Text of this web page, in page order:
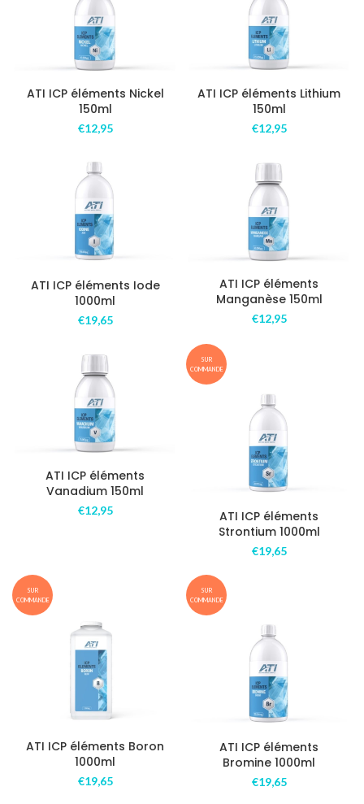
ATI ICP éléments Nickel
150ml
€12,95
ATI ICP éléments Lithium
150ml
€12,95
ATI ICP éléments Iode
1000ml
€19,65
ATI ICP éléments
Manganèse 150ml
€12,95
ATI ICP éléments
Vanadium 150ml
€12,95
SUR
COMMANDE
ATI ICP éléments
Strontium 1000ml
€19,65
SUR
COMMANDE
ATI ICP éléments Boron
1000ml
€19,65
SUR
COMMANDE
ATI ICP éléments
Bromine 1000ml
€19,65